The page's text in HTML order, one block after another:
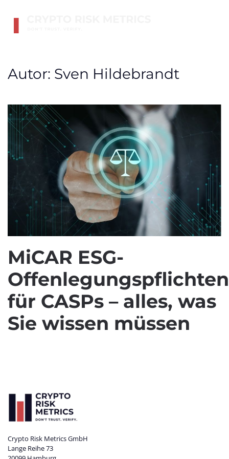
Autor: Sven Hildebrandt
MiCAR ESG-
Offenlegungspflichten
für CASPs – alles, was
Sie wissen müssen
Crypto Risk Metrics GmbH
Lange Reihe 73